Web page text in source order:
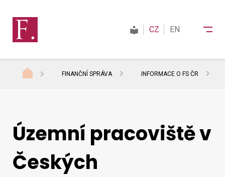
Daně
Mezinárodní spolupráce
CZ EN
FINANČNÍ SPRÁVA INFORMACE O FS ČR
Územní pracoviště v
Českých